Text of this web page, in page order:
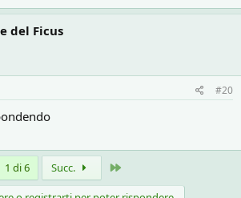
del Ficus
#20
1 di 6 Succ.